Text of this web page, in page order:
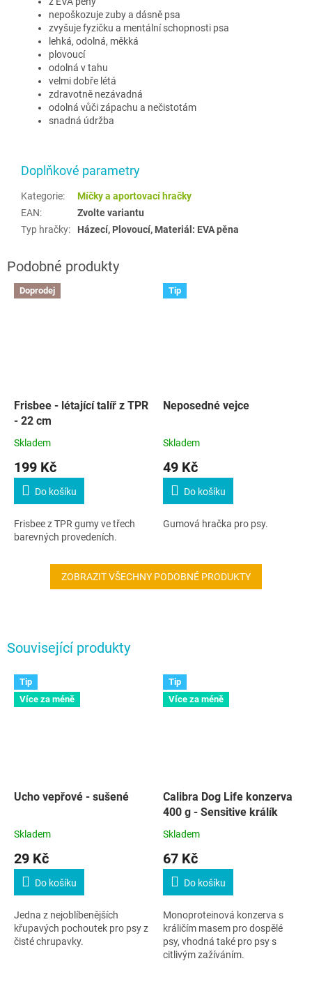
Související produkty
Tip
Více za méně
Ucho vepřové - sušené
Skladem
29 Kč
Do košíku
Jedna z nejoblíbenějších
křupavých pochoutek pro psy z
čisté chrupavky.
Tip
Více za méně
Calibra Dog Life konzerva
400 g - Sensitive králík
Skladem
67 Kč
Do košíku
Monoproteinová konzerva s
králičím masem pro dospělé
psy, vhodná také pro psy s
citlivým zažíváním.
nepoškozuje zuby a dásně psa
zvyšuje fyzičku a mentální schopnosti psa
lehká, odolná, měkká
plovoucí
odolná v tahu
velmi dobře létá
zdravotně nezávadná
odolná vůči zápachu a nečistotám
snadná údržba
Doplňkové parametry
Kategorie:
Míčky a aportovací hračky
EAN:
Zvolte variantu
Typ hračky: Házecí, Plovoucí, Materiál: EVA pěna
Doprodej
Frisbee - létající talíř z TPR
- 22 cm
Skladem
199 Kč
Do košíku
Frisbee z TPR gumy ve třech
barevných provedeních.
Tip
Neposedné vejce
Skladem
49 Kč
Do košíku
Gumová hračka pro psy.
ZOBRAZIT VŠECHNY PODOBNÉ PRODUKTY